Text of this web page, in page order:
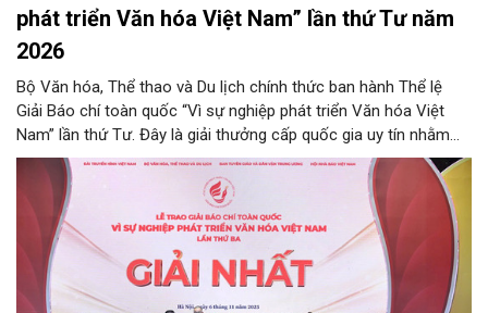
phát triển Văn hóa Việt Nam” lần thứ Tư năm
2026
Bộ Văn hóa, Thể thao và Du lịch chính thức ban hành Thể lệ
Giải Báo chí toàn quốc “Vì sự nghiệp phát triển Văn hóa Việt
Nam” lần thứ Tư. Đây là giải thưởng cấp quốc gia uy tín nhằm
ghi nhận, tôn vinh những đóng góp xuất sắc của tập thể, cá
nhân đội ngũ những người làm báo đối với sự nghiệp phát triển
văn hóa nước nhà. Thông qua cuộc thi, Ban Tổ chức mong
muốn giới thiệu những thành tựu nổi bật của các lĩnh vực văn
hóa, thông tin, gia đình, thể thao và du lịch; đồng thời phát hiện,
biểu dương các tấm gương điển hình tiên tiến, cổ vũ toàn ngành
chung sức cống hiến và tạo diễn đàn trao đổi nghiệp vụ nâng